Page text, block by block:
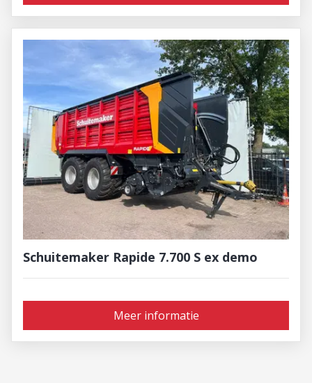
Schuitemaker Rapide 7.700 S ex demo
Meer informatie